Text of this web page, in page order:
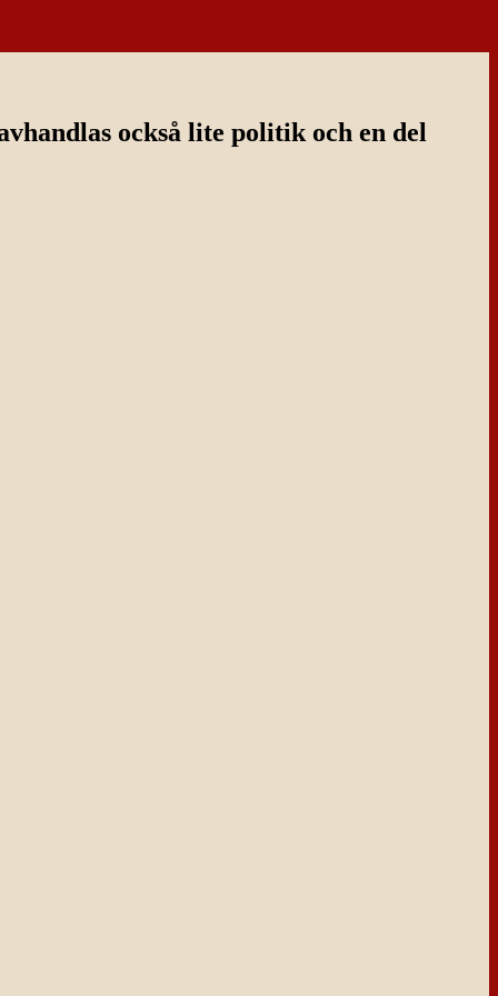
också lite politik och en del